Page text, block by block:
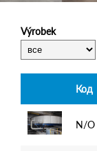
Výrobek
Код
N/O